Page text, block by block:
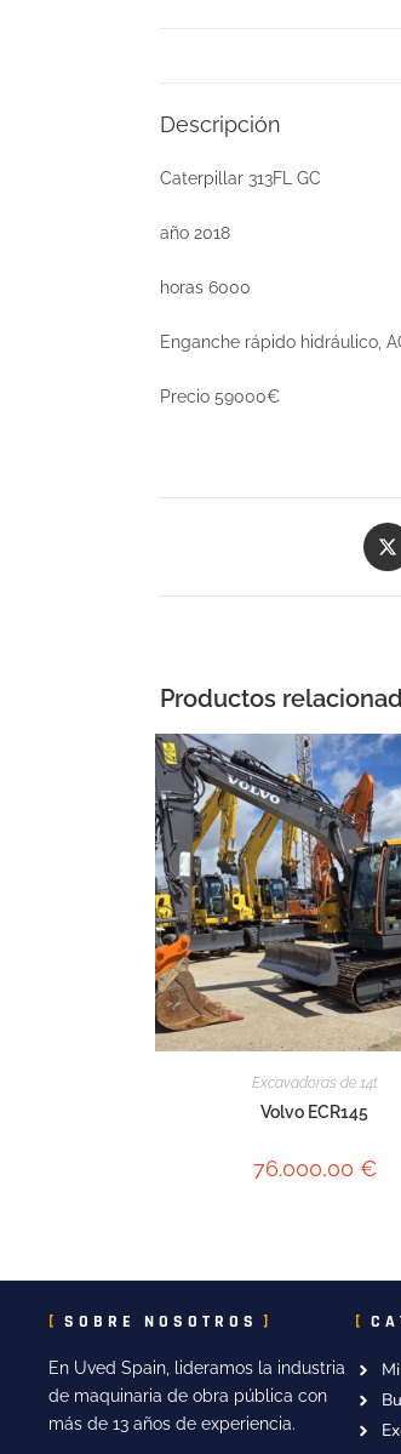
Descripción
Caterpillar 313FL GC
año 2018
horas 6000
Enganche rápido hidráulico,
Precio 59000€
Productos
Excavadoras de 14t
Volvo ECR145
76.000,00 €
SOBRE NOSOTROS
En Uved Spain, lideramos la industria
de maquinaria de obra pública con
más de 13 años de experiencia.